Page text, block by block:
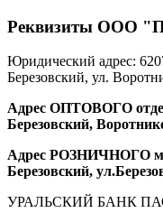
Реквизиты ООО
Юридический адрес:
Березовский, ул.
Адрес ОПТОВОГО
Березовский,
Адрес РОЗНИЧНОГО
Березовский,
УРАЛЬСКИЙ БАНК